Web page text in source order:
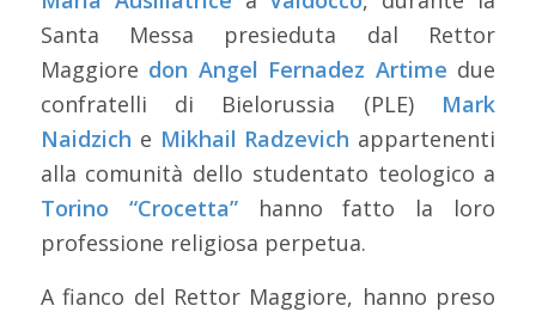
Santa Messa presieduta dal Rettor
Maggiore don Angel Fernadez Artime due
confratelli di Bielorussia (PLE) Mark
Naidzich e Mikhail Radzevich appartenenti
alla comunità dello studentato teologico a
Torino “Crocetta”hanno fatto la loro
professione religiosa perpetua.
A fianco del Rettor Maggiore, hanno preso